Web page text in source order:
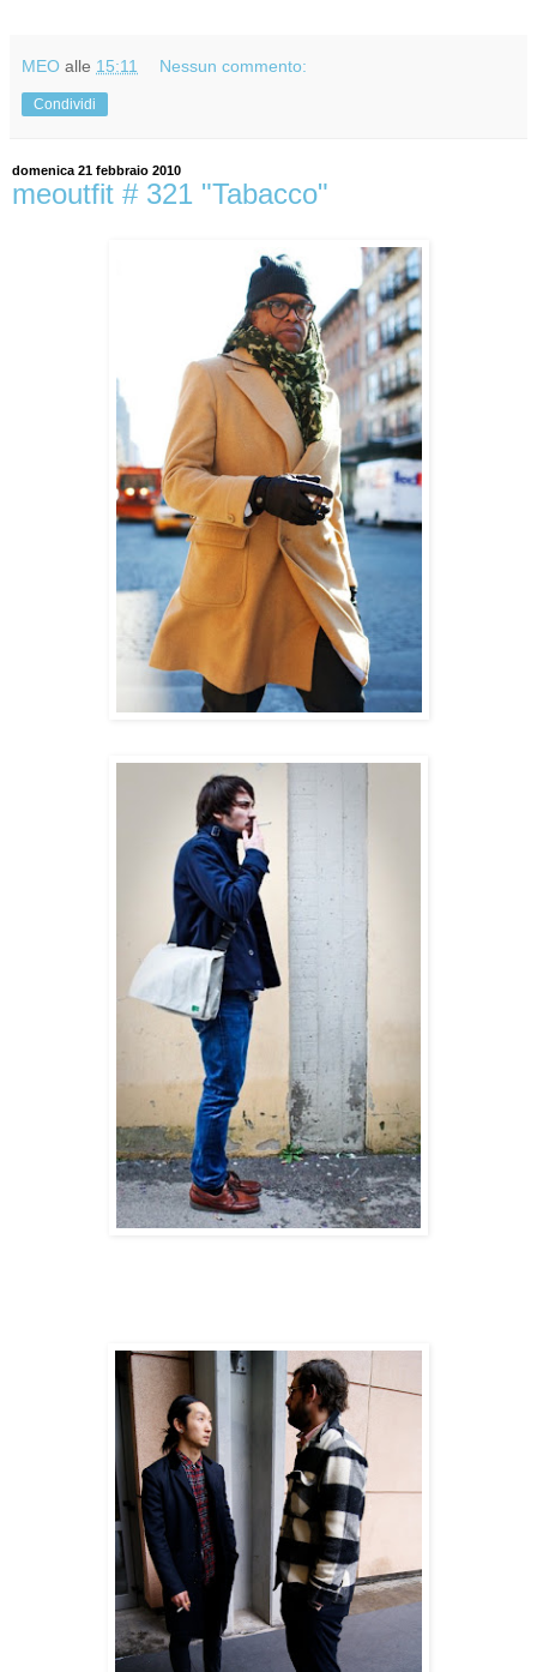
MEO alle 15:11 Nessun commento:
Condividi
domenica 21 febbraio 2010
meoutfit # 321 "Tabacco"